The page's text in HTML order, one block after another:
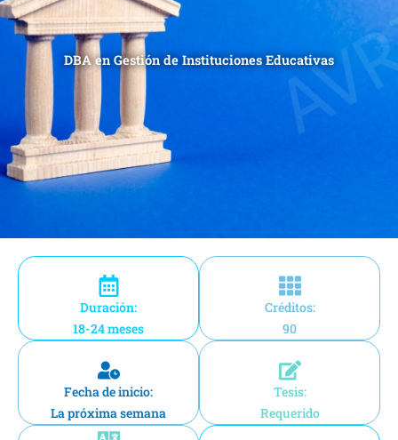
DBA en Gestión de Instituciones Educativas
Duración:
18-24 meses
Créditos:
90
Fecha de inicio:
La próxima semana
Tesis:
Requerido